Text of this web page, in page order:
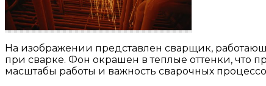
На изображении представлен сварщик,
при сварке. Фон окрашен в теплые оттенки, что
масштабы работы и важность сварочных